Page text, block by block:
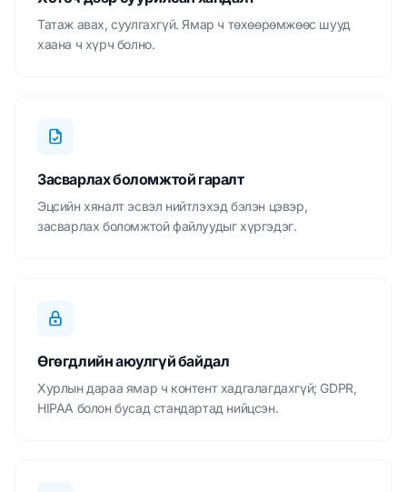
Татаж авах, суулгахгүй. Ямар ч төхөөрөмжөөс шууд
хаана ч хүрч болно.
Засварлах боломжтой гаралт
Эцсийн хяналт эсвэл нийтлэхэд бэлэн цэвэр,
засварлах боломжтой файлуудыг хүргэдэг.
Өгөгдлийн аюулгүй байдал
Хурлын дараа ямар ч контент хадгалагдахгүй; GDPR,
HIPAA болон бусад стандартад нийцсэн.